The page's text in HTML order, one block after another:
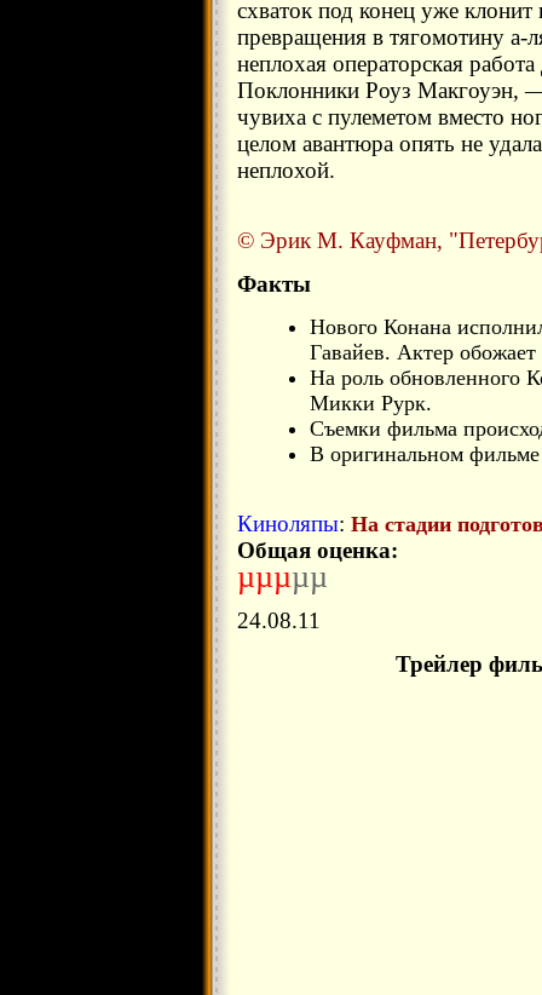
схваток под конец уже
превращения в тягомотину а-
неплохая операторская
Поклонники Роуз
чувиха с пулеметом вместо
целом авантюра опять не
неплохой.
© Эрик М. Кауфман,
Факты
Нового Конана
Гавайев. Актер
На роль обновленного
Микки Рурк.
Съемки фильма
В оригинальном фильме
Киноляпы: На стадии
Общая оценка:
µµµµµ
24.08.11
Трейлер